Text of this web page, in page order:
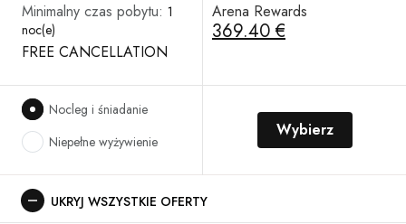
Minimalny czas pobytu: 1
noc(e)
FREE CANCELLATION
Arena Rewards
369.40 €
Nocleg i śniadanie
Niepełne wyżywienie
Wybierz
UKRYJ WSZYSTKIE OFERTY